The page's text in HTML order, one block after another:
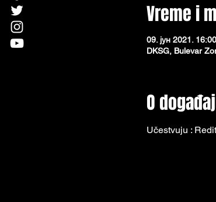
Vreme i
09. јун 2021. 16:00
DKSG, Bulevar
O
Učestvuju :